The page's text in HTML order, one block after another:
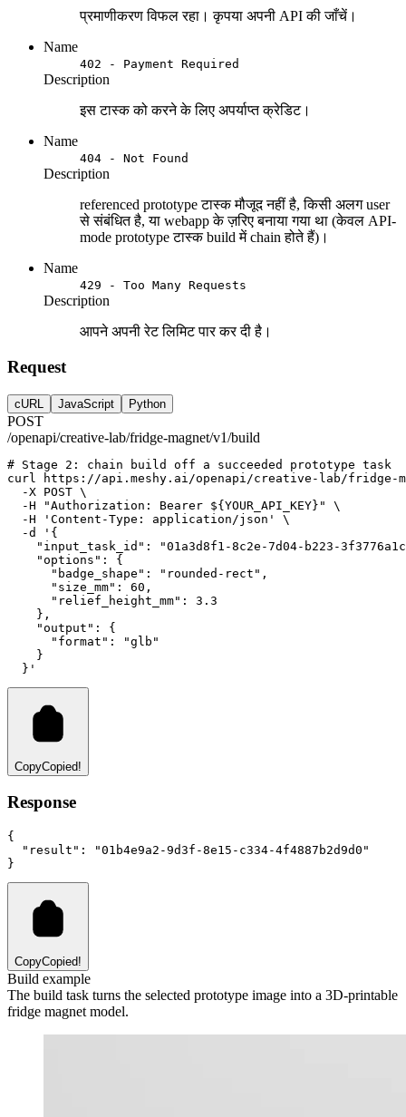
प्रमाणीकरण विफल रहा। कृपया अपनी API की जाँचें।
Name
402 - Payment Required
Description
इस टास्क को करने के लिए अपर्याप्त क्रेडिट।
Name
404 - Not Found
Description
referenced prototype टास्क मौजूद नहीं है, किसी अलग user
से संबंधित है, या webapp के ज़रिए बनाया गया था (केवल API-
mode prototype टास्क build में chain होते हैं)।
Name
429 - Too Many Requests
Description
आपने अपनी रेट लिमिट पार कर दी है।
Request
cURL JavaScript Python
POST
/openapi/creative-lab/fridge-magnet/v1/build
# Stage 2: chain build off a succeeded prototype task
curl
https://api.meshy.ai/openapi/creative-lab/fridge-
-X POST \
-H
"Authorization: Bearer ${YOUR_API_KEY}"
\
-H
'Content-Type: application/json'
\
-d
'{
"input_task_id": "01a3d8f1-8c2e-7d04-b223-
    "options": {
      "badge_shape": "rounded-rect",
      "size_mm": 60,
      "relief_height_mm": 3.3
    },
    "output": {
      "format": "glb"
    }
  }'
CopyCopied!
Response
{
"result" :
"01b4e9a2-9d3f-8e15-c334-4f4887b2d9d0"
}
CopyCopied!
Build example
The build task turns the selected prototype image into a 3D-printable
fridge magnet model.